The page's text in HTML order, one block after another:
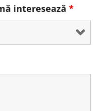
interesează *